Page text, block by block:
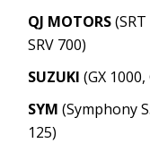
QJ MOTORS
SRV 700)
SUZUKI (GX 1000,
SYM (Symphony
125)